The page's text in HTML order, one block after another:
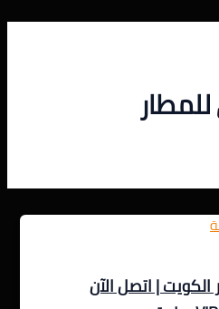
| اتصل الآن